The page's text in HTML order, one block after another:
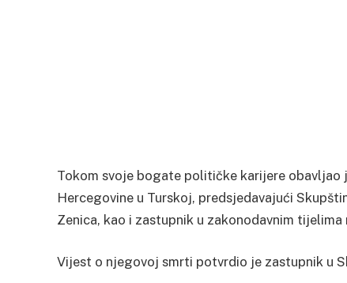
Tokom svoje bogate političke karijere obavljao
Hercegovine u Turskoj, predsjedavajući
Zenica, kao i zastupnik u zakonodavnim tijelima
Vijest o njegovoj smrti potvrdio je zastupnik u